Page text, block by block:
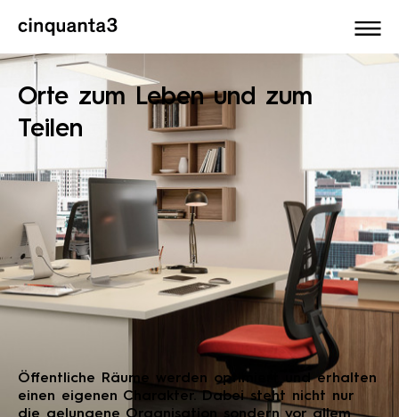
Cinquanta3
Orte zum Leben und zum
Teilen
Öffentliche Räume werden optimiert und erhalten
einen eigenen Charakter. Dabei steht nicht nur